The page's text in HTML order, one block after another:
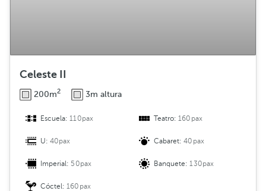
Celeste II
200m2 3m altura
Escuela:110pax Teatro:160pax
U:40pax Cabaret:40pax
Imperial: 50pax Banquete:130pax
Cóctel:160pax